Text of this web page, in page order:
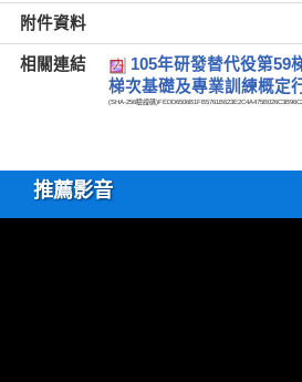
附件資料
相關連結
105年研發替代役第59
梯次基礎及專業訓練概定
(SHA-256驗證碼)
推薦影音